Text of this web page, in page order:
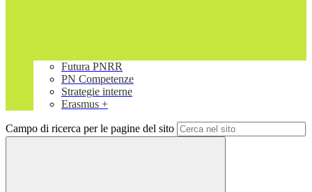
Futura PNRR
PN Competenze
Strategie interne
Erasmus +
Campo di ricerca per le pagine del sito